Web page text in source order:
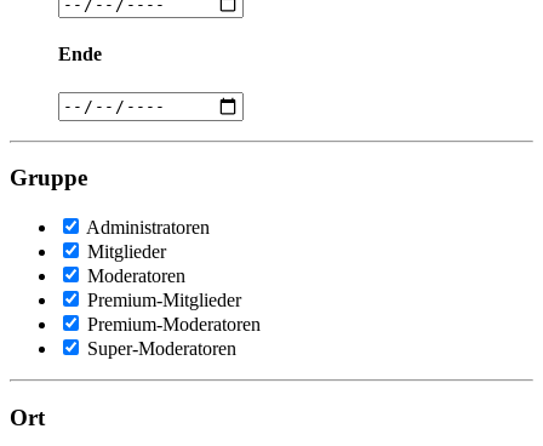
Ende
Gruppe
Administratoren
Mitglieder
Moderatoren
Premium-Mitglieder
Premium-Moderatoren
Super-Moderatoren
Ort